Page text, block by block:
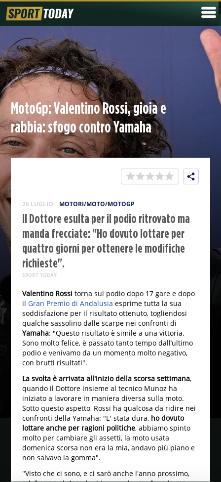
MotoGp: Valentino Rossi, gioia e
rabbia: sfogo contro Yamaha
26 LUGLIO MOTORI/MOTO/MOTOGP
Il Dottore esulta per il podio ritrovato ma
manda frecciate: "Ho dovuto lottare per
quattro giorni per ottenere le modifiche
richieste".
SPORT TODAY
Valentino Rossi torna sul podio dopo 17 gare e dopo
il Gran Premio di Andalusia esprime tutta la sua
soddisfazione per il risultato ottenuto, togliendosi
qualche sassolino dalle scarpe nei confronti di
Yamaha: "Questo risultato è simile a una vittoria.
Sono molto felice, è passato tanto tempo dall’ultimo
podio e venivamo da un momento molto negativo,
con brutti risultati".
La svolta è arrivata all'inizio della scorsa settimana,
quando il Dottore insieme al tecnico Munoz ha
iniziato a lavorare in maniera diversa sulla moto.
Sotto questo aspetto, Rossi ha qualcosa da ridire nei
confronti della Yamaha: "E' stata dura,ho dovuto
lottare anche per ragioni politiche, abbiamo spinto
molto per cambiare gli assetti, la moto usata
domenica scorsa non era la mia, andavo più piano e
non salvavo la gomma".
"Visto che ci sono, e ci sarò anche l'anno prossimo,